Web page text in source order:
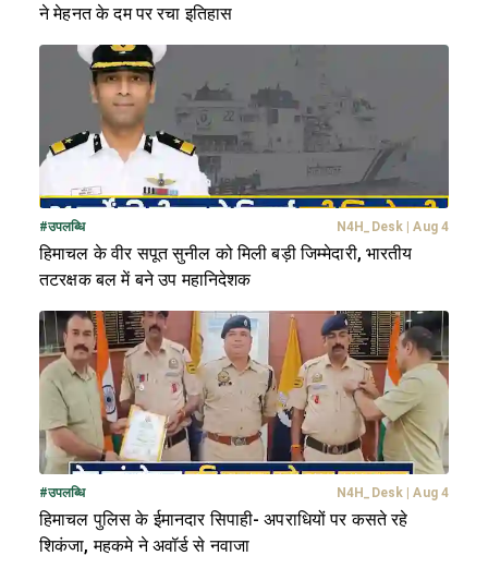
ने मेहनत के दम पर रचा इतिहास
#उपलब्धि N4H_Desk Aug 4
हिमाचल के वीर सपूत सुनील को मिली बड़ी जिम्मेदारी, भारतीय
तटरक्षक बल में बने उप महानिदेशक
#उपलब्धि N4H_Desk Aug 4
हिमाचल पुलिस के ईमानदार सिपाही- अपराधियों पर कसते रहे
शिकंजा, महकमे ने अवॉर्ड से नवाजा